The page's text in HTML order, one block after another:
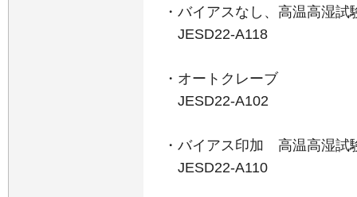
・バイアスなし、高温高湿試
JESD22-A118
・オートクレーブ
JESD22-A102
・バイアス印加 高温高湿試
JESD22-A110